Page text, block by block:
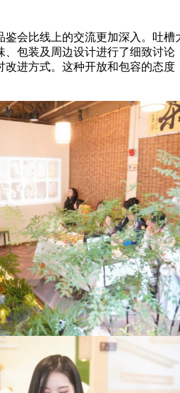
比线上的交流更加深入。吐槽
包装及周边设计进行了细致讨
进方式。这种开放和包容的态